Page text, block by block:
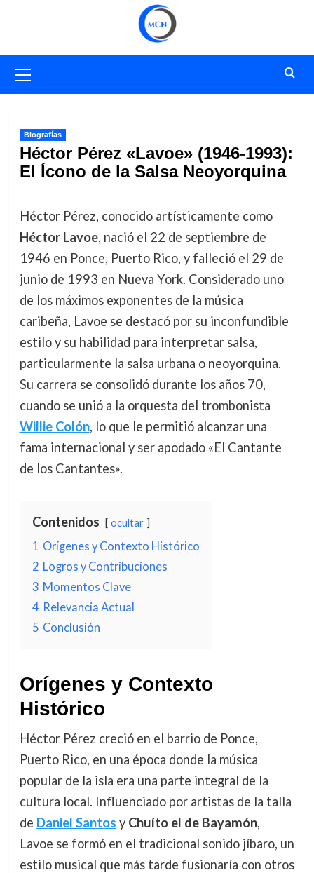
primario
Biografías
Héctor Pérez «Lavoe» (1946-1993):
El Ícono de la Salsa Neoyorquina
Héctor Pérez, conocido artísticamente como
Héctor Lavoe, nació el 22 de septiembre de
1946 en Ponce, Puerto Rico, y falleció el 29 de
junio de 1993 en Nueva York. Considerado uno
de los máximos exponentes de la música
caribeña, Lavoe se destacó por su inconfundible
estilo y su habilidad para interpretar salsa,
particularmente la salsa urbana o neoyorquina.
Su carrera se consolidó durante los años 70,
cuando se unió a la orquesta del trombonista
Willie Colón, lo que le permitió alcanzar una
fama internacional y ser apodado «El Cantante
de los Cantantes».
Contenidos ocultar
1 Orígenes y Contexto Histórico
2 Logros y Contribuciones
3 Momentos Clave
4 Relevancia Actual
5 Conclusión
Orígenes y Contexto
Histórico
Héctor Pérez creció en el barrio de Ponce,
Puerto Rico, en una época donde la música
popular de la isla era una parte integral de la
cultura local. Influenciado por artistas de la talla
de Daniel Santos y Chuíto el de Bayamón,
Lavoe se formó en el tradicional sonido jíbaro, un
estilo musical que más tarde fusionaría con otros